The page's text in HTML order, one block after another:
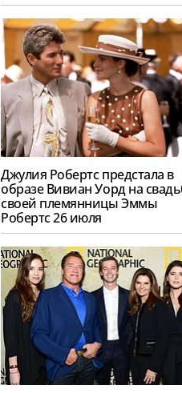
Джулия Робертс предстала в
образе Вивиан Уорд на
своей племянницы Эммы
Робертс 26 июля